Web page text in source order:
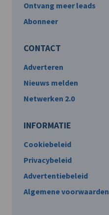
Ontvang meer leads
Abonneer
CONTACT
Adverteren
Nieuws melden
Netwerken 2.0
INFORMATIE
Cookiebeleid
Privacybeleid
Advertentiebeleid
Algemene voorwaarden